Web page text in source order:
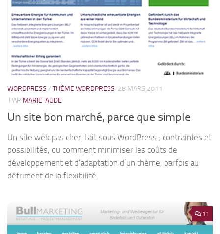
WORDPRESS / THÈME WORDPRESS 28 MARS 2011
PAR MARIE-AUDE
Un site bon marché, parce que simple
Un site web pas cher, fait sous WordPress : contraintes et
possibilités, ou comment minimiser les coûts de
développement et d’adaptation d’un thème, parfois au
détriment de la flexibilité.
11